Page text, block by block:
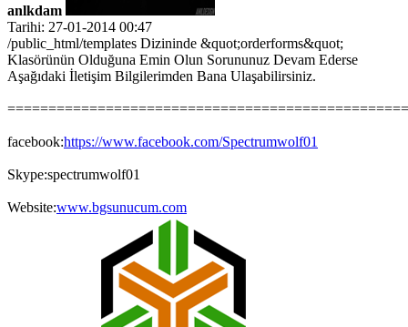
anlkdam
Tarihi: 27-01-2014 00:47
/public_html/templates Dizininde &quot;orderforms&quot;
Klasörünün Olduğuna Emin Olun Sorununuz Devam Ederse
Aşağıdaki İletişim Bilgilerimden Bana Ulaşabilirsiniz.
facebook:https://www.facebook.com/Spectrumwolf01
Skype:spectrumwolf01
Website:www.bgsunucum.com